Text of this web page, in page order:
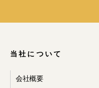
2.個
当社について
会社概要